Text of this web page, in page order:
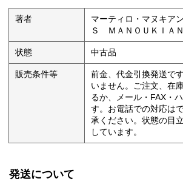
著者
マーティロ・マヌキア
Ｓ ＭＡＮＯＵＫＩＡＮ
状態 中古品
販売条件等
前金、代金引換発送で
いません。ご注文、在
るか、メール・FAX・
す。お電話での対応は
承ください。状態の目
しています。
発送について